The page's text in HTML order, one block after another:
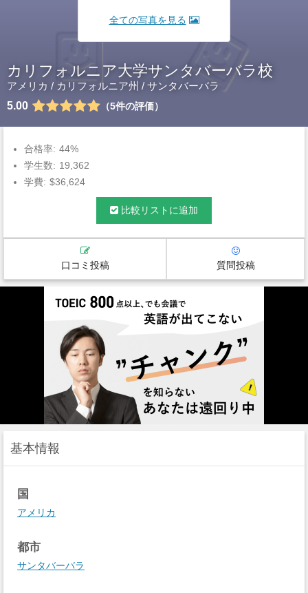
全ての写真を見る
カリフォルニア大学サンタバーバラ校
アメリカ / カリフォルニア州 / サンタバーバラ
5.00
5件の評価
合格率: 44%
学生数: 19,362
学費: $36,624
比較リストに追加
口コミ投稿 質問投稿
基本情報
国
アメリカ
都市
サンタバーバラ